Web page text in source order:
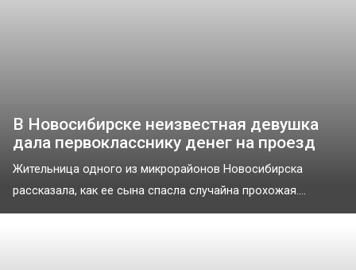
В Новосибирске неизвестная девушка
дала первокласснику денег на проезд
Жительница одного из микрорайонов Новосибирска
рассказала, как ее сына спасла случайна прохожая....